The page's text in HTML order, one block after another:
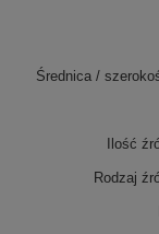
Średnica /
Ilość
Rodzaj